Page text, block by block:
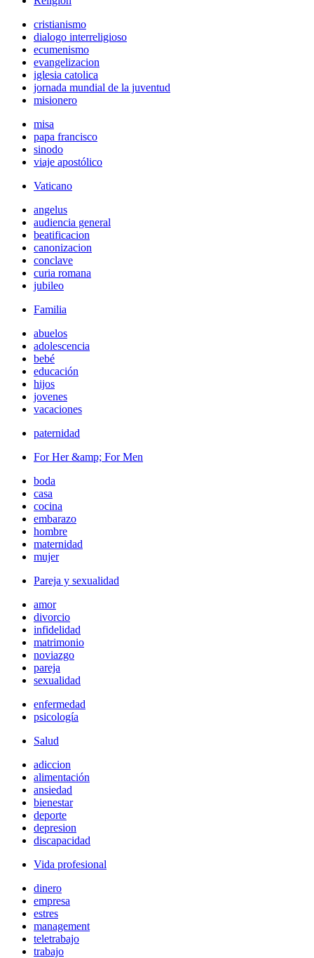
cristianismo
dialogo interreligioso
ecumenismo
evangelizacion
iglesia catolica
jornada mundial de la juventud
misionero
misa
papa francisco
sinodo
viaje apostólico
Vaticano
angelus
audiencia general
beatificacion
canonizacion
conclave
curia romana
jubileo
Familia
abuelos
adolescencia
bebé
educación
hijos
jovenes
vacaciones
paternidad
For Her &amp; For Men
boda
casa
cocina
embarazo
hombre
maternidad
mujer
Pareja y sexualidad
amor
divorcio
infidelidad
matrimonio
noviazgo
pareja
sexualidad
enfermedad
psicología
Salud
adiccion
alimentación
ansiedad
bienestar
deporte
depresion
discapacidad
Vida profesional
dinero
empresa
estres
management
teletrabajo
trabajo